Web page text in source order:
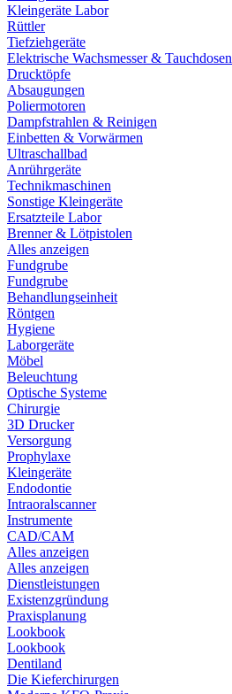
Kleingeräte Labor
Rüttler
Tiefziehgeräte
Elektrische Wachsmesser & Tauchdosen
Drucktöpfe
Absaugungen
Poliermotoren
Dampfstrahlen & Reinigen
Einbetten & Vorwärmen
Ultraschallbad
Anrührgeräte
Technikmaschinen
Sonstige Kleingeräte
Ersatzteile Labor
Brenner & Lötpistolen
Alles anzeigen
Fundgrube
Fundgrube
Behandlungseinheit
Röntgen
Hygiene
Laborgeräte
Möbel
Beleuchtung
Optische Systeme
Chirurgie
3D Drucker
Versorgung
Prophylaxe
Kleingeräte
Endodontie
Intraoralscanner
Instrumente
CAD/CAM
Alles anzeigen
Alles anzeigen
Dienstleistungen
Existenzgründung
Praxisplanung
Lookbook
Lookbook
Dentiland
Die Kieferchirurgen